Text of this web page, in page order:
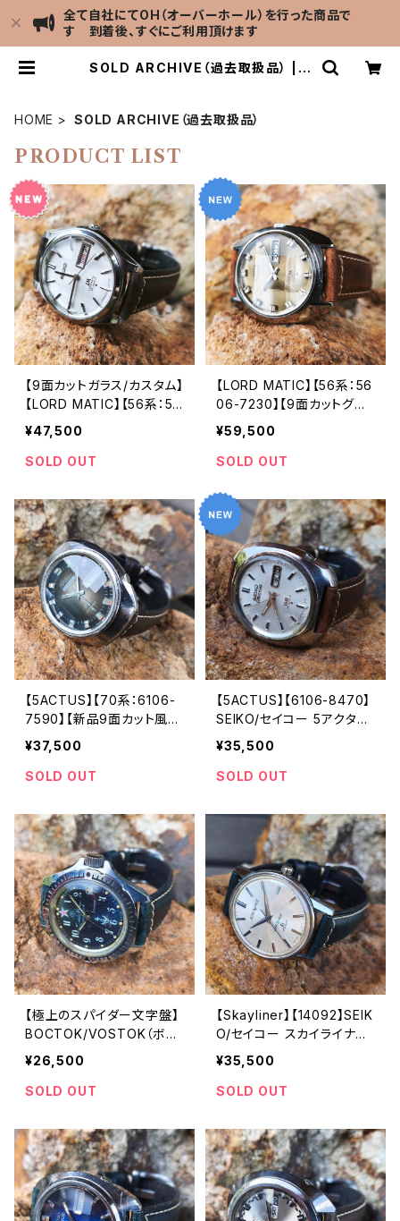
全て自社にてOH（オーバーホール）を行った商品で
す 到着後、すぐにご利用頂けます
SOLD ARCHIVE（過去取扱品） | L
HOME SOLD ARCHIVE（過去取扱品）
PRODUCT LIST
【9面カットガラス/カスタム】
【LORD MATIC】【56系：56
06-7070】SEIKO/セイコー
ロードマチック 23石 Cal.5
606 キャリバー 機械式 自
工場 1969年 3月製造 アン
ティークウォッチ 中三針 レ
ザーベルト メンズウォッチ
【5606-7070-4】
¥47,500
SOLD OUT
【LORD MATIC】【56系：56
06-7230】【9面カットグラ
ス 新品】SEIKO/セイコーロ
ードマチック 精工舎諏訪工
場 1972年 4月製造 25石
ンティークウォッチ 中三針
メンズウォッチ【5606-723
0-1】
¥59,500
SOLD OUT
【5ACTUS】【70系：6106-
7590】【新品9面カット風
防】SEIKO/セイコー 5アク
タス 23石 Cal.6106 キャリ
バー 機械式 自動巻き腕時
73年 7月製造【5ac6106-
7590-1】
¥37,500
SOLD OUT
【5ACTUS】【6106-8470】
SEIKO/セイコー 5アクタス
25石 Cal.6106 キャリバー
機械式 自動巻き腕時計 精
工舎諏訪工場/SS 1969年
チ 中三針 純正ベルト メン
ズウォッチ【5ac6106-847
¥35,500
SOLD OUT
【極上のスパイダー文字盤】
BOCTOK/VOSTOK（ボス
トーク）Komandirskie/コ
マンダスキー CCCP/USSR
ソビエトミリタリーウォッチ 1
ッチ/ヴィンテージウォッチ
ブルー文字盤 メンズウォッ
チ 陸軍 機械式 手巻き 腕
時【kmnd-bl1-10】
¥26,500
SOLD OUT
【Skayliner】【14092】SEIK
O/セイコー スカイライナー
21石 Cal.402 キャリバー
機械式 手巻き時計 精工舎
諏訪工場 1965年 3月製造
計（sｌ14092-4）
¥35,500
SOLD OUT